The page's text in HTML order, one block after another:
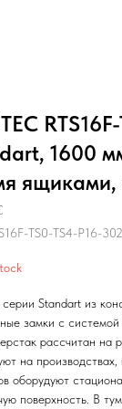
1600
ящиками,
TS0-TS4-P16-
серии Standart из
замки с
рассчитан на
на
оборудуют
поверхность. В